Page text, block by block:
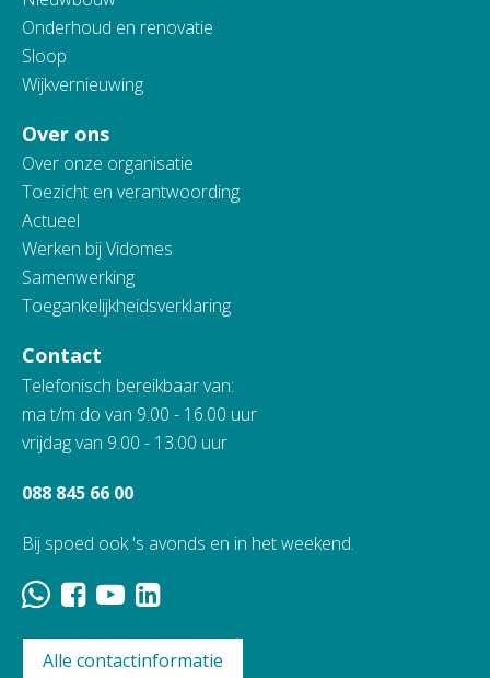
Onderhoud en renovatie
Sloop
Wijkvernieuwing
Over ons
Over onze organisatie
Toezicht en verantwoording
Actueel
Werken bij Vidomes
Samenwerking
Toegankelijkheidsverklaring
Contact
Telefonisch bereikbaar van:
ma t/m do van 9.00 - 16.00 uur
vrijdag van 9.00 - 13.00 uur
088 845 66 00
Bij spoed ook 's avonds en in het weekend.
Alle contactinformatie